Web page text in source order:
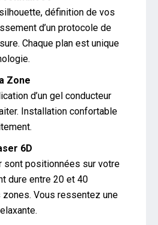
définition de vos
d’un protocole de
Chaque plan est unique
Zone
d’un gel conducteur
Installation confortable
6D
sont positionnées sur votre
dure entre 20 et 40
Vous ressentez une